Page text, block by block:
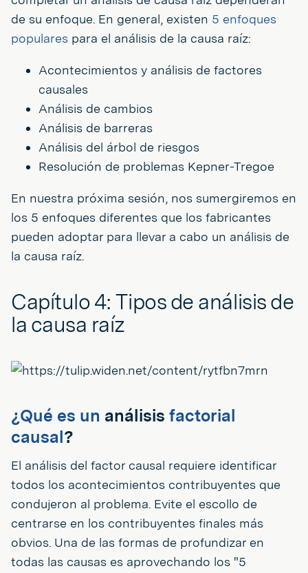
de su enfoque. En general, existen 5 enfoques
populares para el análisis de la causa raíz:
Acontecimientos y análisis de factores
causales
Análisis de cambios
Análisis de barreras
Análisis del árbol de riesgos
Resolución de problemas Kepner-Tregoe
En nuestra próxima sesión, nos sumergiremos en
los 5 enfoques diferentes que los fabricantes
pueden adoptar para llevar a cabo un análisis de
la causa raíz.
Capítulo 4: Tipos de análisis de
la causa raíz
¿Qué es un análisis factorial
causal?
El análisis del factor causal requiere identificar
todos los acontecimientos contribuyentes que
condujeron al problema. Evite el escollo de
centrarse en los contribuyentes finales más
obvios. Una de las formas de profundizar en
todas las causas es aprovechando los "5